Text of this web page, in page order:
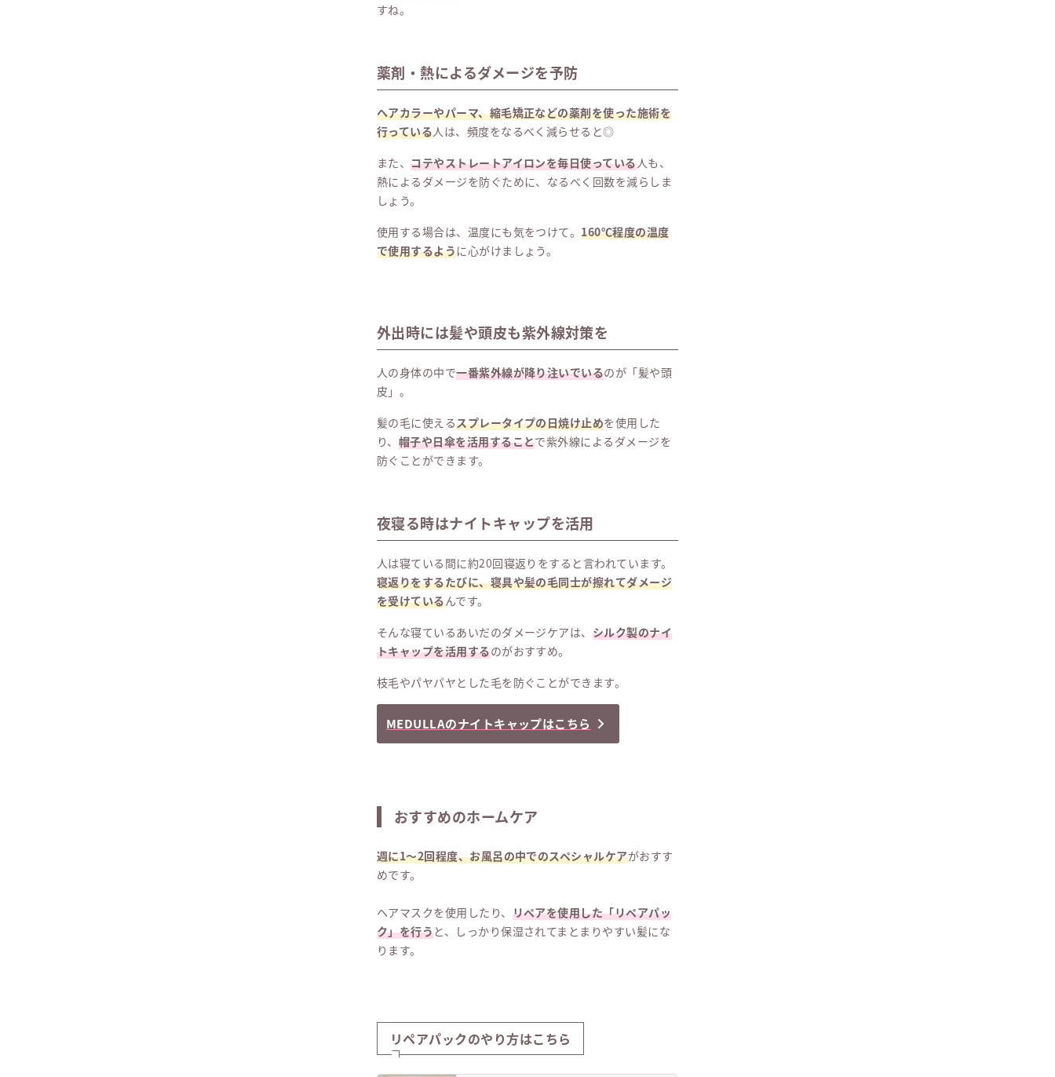
すね。
薬剤・熱によるダメージを予防
ヘアカラーやパーマ、縮毛矯正などの薬剤を使った施術を
行っている人は、頻度をなるべく減らせると◎
また、コテやストレートアイロンを毎日使っている人も、
熱によるダメージを防ぐために、なるべく回数を減らしま
しょう。
使用する場合は、温度にも気をつけて。160℃程度の温度
で使用するように心がけましょう。
外出時には髪や頭皮も紫外線対策を
人の身体の中で一番紫外線が降り注いでいるのが「髪や頭
皮」。
髪の毛に使えるスプレータイプの日焼け止めを使用した
り、 帽子や日傘を活用することで紫外線によるダメージを
防ぐことができます。
夜寝る時はナイトキャップを活用
人は寝ている間に約20回寝返りをすると言われています。
寝返りをするたびに、寝具や髪の毛同士が擦れてダメージ
を受けているんです。
そんな寝ているあいだのダメージケアは、 シルク製のナイ
トキャップを活用するのがおすすめ。
枝毛やパヤパヤとした毛を防ぐことができます。
MEDULLAのナイトキャップはこちら
おすすめのホームケア
週に1〜2回程度、お風呂の中でのスペシャルケアがおすす
めです。
ヘアマスクを使用したり、 リペアを使用した「リペアパッ
ク」を行うと、しっかり保湿されてまとまりやすい髪にな
ります。
リペアパックのやり方はこちら